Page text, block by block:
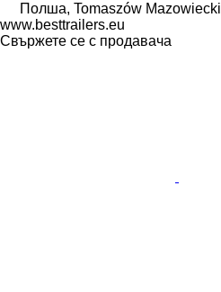
Полша, Tomaszów Mazowiecki
www.besttrailers.eu
Свържете се с продавача